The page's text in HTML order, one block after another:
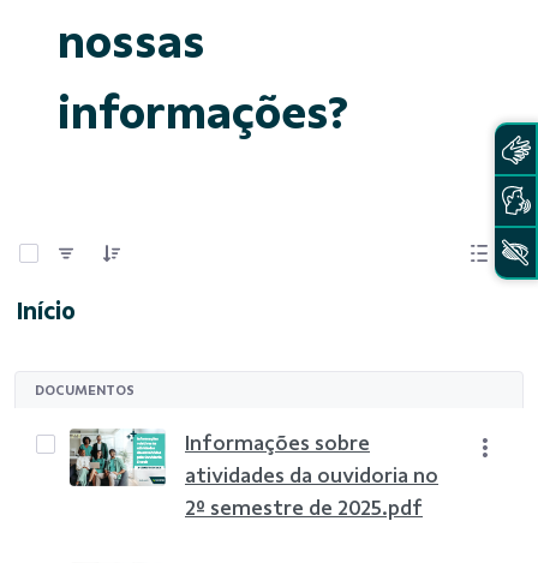
nossas
informações?
Início
DOCUMENTOS
Informações sobre
atividades da ouvidoria no
2º semestre de 2025.pdf